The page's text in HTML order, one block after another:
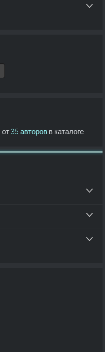
от35 авторов в каталоге